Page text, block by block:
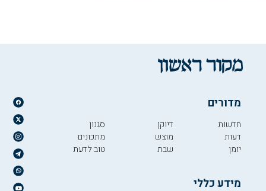
מדורים
חדשות
דעות
יומן
דיוקן
מוצש
שבת
סגנון
מתכונים
טוב לדעת
מידע כללי